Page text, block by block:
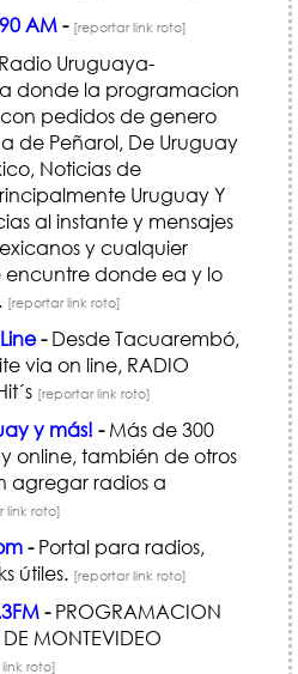
AM- [reportar link roto]
Uruguaya-
donde la programacion
pedidos de genero
de Peñarol, De Uruguay
Noticias de
Uruguay Y
al instante y mensajes
y cualquier
encuntre donde ea y lo
[reportar link roto]
-Desde Tacuarembó,
via on line, RADIO
[reportar link roto]
y más! -Más de 300
online, también de otros
agregar radios a
link roto]
-Portal para radios,
útiles. [reportar link roto]
-PROGRAMACION
DE MONTEVIDEO
roto]